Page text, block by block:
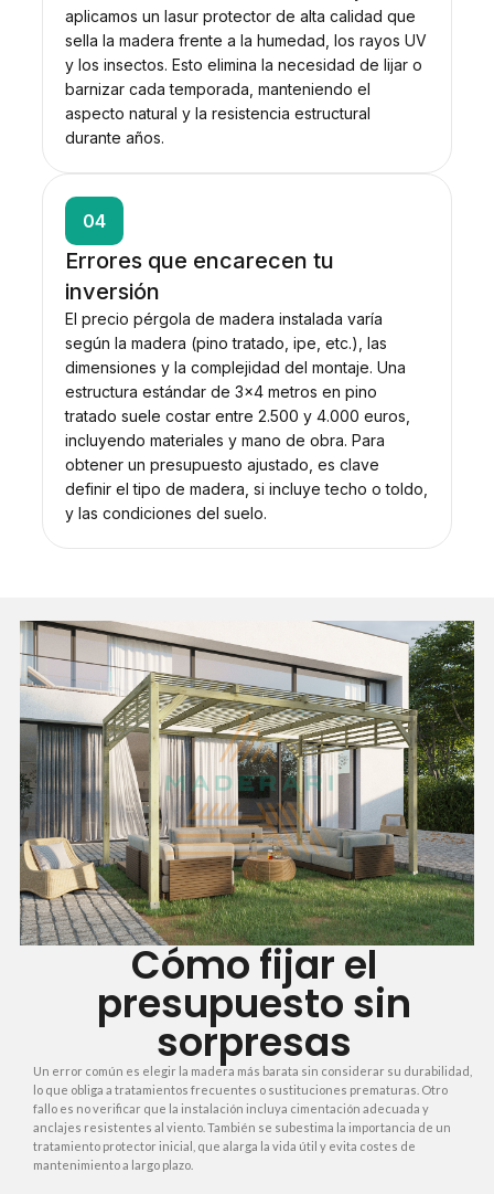
aplicamos un lasur protector de alta calidad que
sella la madera frente a la humedad, los rayos UV
y los insectos. Esto elimina la necesidad de lijar o
barnizar cada temporada, manteniendo el
aspecto natural y la resistencia estructural
durante años.
04
Errores que encarecen tu
inversión
El precio pérgola de madera instalada varía
según la madera (pino tratado, ipe, etc.), las
dimensiones y la complejidad del montaje. Una
estructura estándar de 3×4 metros en pino
tratado suele costar entre 2.500 y 4.000 euros,
incluyendo materiales y mano de obra. Para
obtener un presupuesto ajustado, es clave
definir el tipo de madera, si incluye techo o toldo,
y las condiciones del suelo.
Cómo fijar el
presupuesto sin
sorpresas
Un error común es elegir la madera más barata sin considerar su durabilidad,
lo que obliga a tratamientos frecuentes o sustituciones prematuras. Otro
fallo es no verificar que la instalación incluya cimentación adecuada y
anclajes resistentes al viento. También se subestima la importancia de un
tratamiento protector inicial, que alarga la vida útil y evita costes de
mantenimiento a largo plazo.